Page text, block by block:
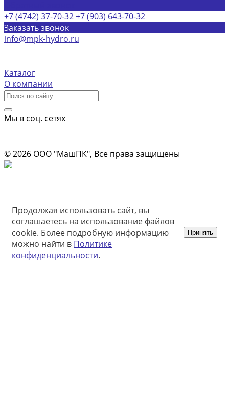
+7 (4742) 37-70-32+7 (903) 643-70-32
Заказать звонок
info@mpk-hydro.ru
Каталог
О компании
Мы в соц. сетях
© 2026 ООО "МашПК", Все права защищены
Продолжая использовать сайт, вы
соглашаетесь на использование файлов
cookie. Более подробную информацию
можно найти в Политике
конфиденциальности.
Принять